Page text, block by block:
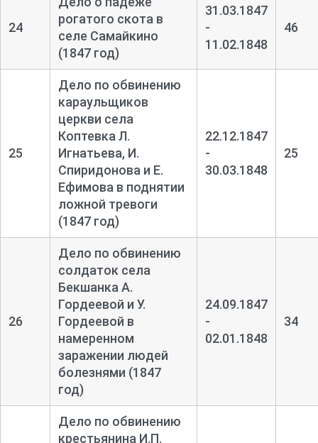
24
рогатого скота в
селе Самайкино
(1847 год)
31.03.1847
-
11.02.1848
46
25
Дело по обвинению
караульщиков
церкви села
Коптевка Л.
Игнатьева, И.
Спиридонова и Е.
Ефимова в поднятии
ложной тревоги
(1847 год)
22.12.1847
-
30.03.1848
25
26
Дело по обвинению
солдаток села
Бекшанка А.
Гордеевой и У.
Гордеевой в
намеренном
заражении людей
болезнями (1847
год)
24.09.1847
-
02.01.1848
34
Дело по обвинению
крестьянина И.П.